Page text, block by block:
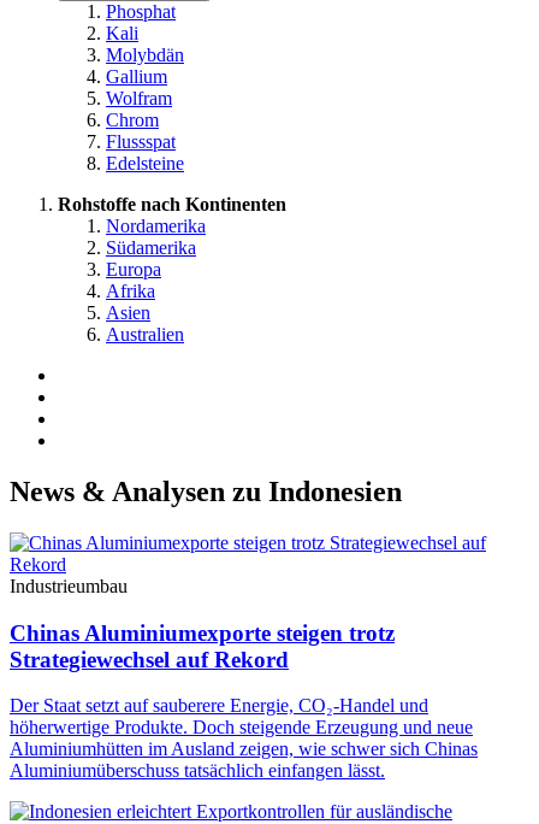
Phosphat
Kali
Molybdän
Gallium
Wolfram
Chrom
Flussspat
Edelsteine
Rohstoffe nach Kontinenten
Nordamerika
Südamerika
Europa
Afrika
Asien
Australien
News & Analysen zu Indonesien
Industrieumbau
Chinas Aluminiumexporte steigen trotz
Strategiewechsel auf Rekord
Der Staat setzt auf sauberere Energie, CO₂-Handel und
höherwertige Produkte. Doch steigende Erzeugung und neue
Aluminiumhütten im Ausland zeigen, wie schwer sich Chinas
Aluminiumüberschuss tatsächlich einfangen lässt.